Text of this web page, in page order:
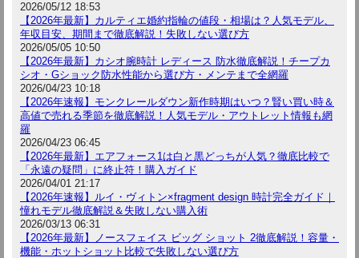
2026/05/12 18:53
【2026年最新】カルティエ婚約指輪の値段・相場は？人気モデル、
年収目安、期間まで徹底解説！失敗しない選び方
2026/05/05 10:50
【2026年最新】カシオ腕時計 レディース 防水徹底解説！チープカ
シオ・Gショック防水性能から選び方・メンテまで全網羅
2026/04/23 10:18
【2026年速報】モンクレールダウン新作時期はいつ？賢い買い時＆
高値で売れる季節を徹底解説！人気モデル・アウトレット情報も網
羅
2026/04/23 06:45
【2026年最新】エアフォース1は白と黒どっちが人気？徹底比較で
「永遠の疑問」に終止符！購入ガイド
2026/04/01 21:17
【2026年速報】ルイ・ヴィトン×fragment design 時計完全ガイド｜
憧れモデル徹底解説＆失敗しない購入術
2026/03/13 06:31
【2026年最新】ノースフェイス ビッグ ショット 2徹底解説！容量・
機能・ホットショット比較で失敗しない選び方